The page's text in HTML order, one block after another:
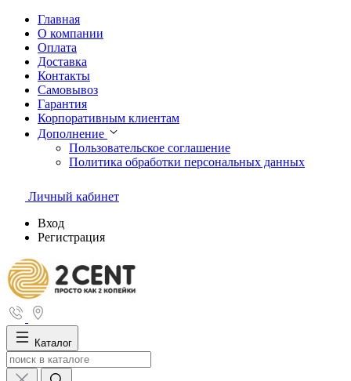
Главная
О компании
Оплата
Доставка
Контакты
Самовывоз
Гарантия
Корпоративным клиентам
Дополнение
Пользовательское соглашение
Политика обработки персональных данных
Личный кабинет
Вход
Регистрация
Каталог